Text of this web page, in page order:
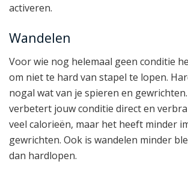
activeren.
Wandelen
Voor wie nog helemaal geen conditie
om niet te hard van stapel te lopen.
nogal wat van je spieren en
verbetert jouw conditie direct en
veel calorieën, maar het heeft minder
gewrichten. Ook is wandelen minder
dan hardlopen.